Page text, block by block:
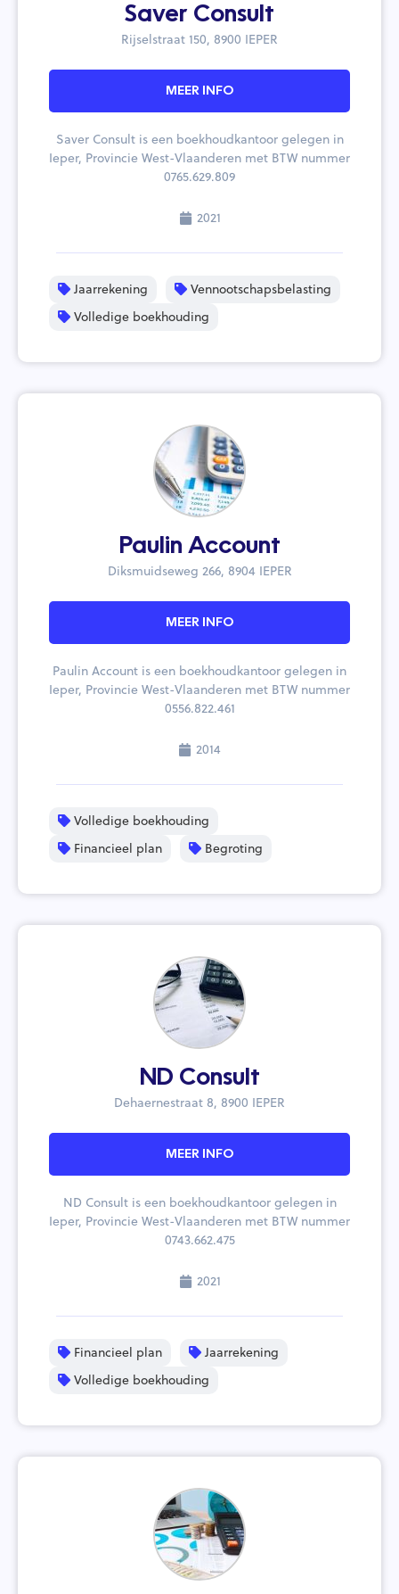
Saver Consult
Rijselstraat 150, 8900 IEPER
MEER INFO
Saver Consult is een boekhoudkantoor gelegen in
Ieper, Provincie West-Vlaanderen met BTW nummer
0765.629.809
2021
Jaarrekening
Vennootschapsbelasting
Volledige boekhouding
Paulin Account
Diksmuidseweg 266, 8904 IEPER
MEER INFO
Paulin Account is een boekhoudkantoor gelegen in
Ieper, Provincie West-Vlaanderen met BTW nummer
0556.822.461
2014
Volledige boekhouding
Financieel plan
Begroting
ND Consult
Dehaernestraat 8, 8900 IEPER
MEER INFO
ND Consult is een boekhoudkantoor gelegen in
Ieper, Provincie West-Vlaanderen met BTW nummer
0743.662.475
2021
Financieel plan
Jaarrekening
Volledige boekhouding